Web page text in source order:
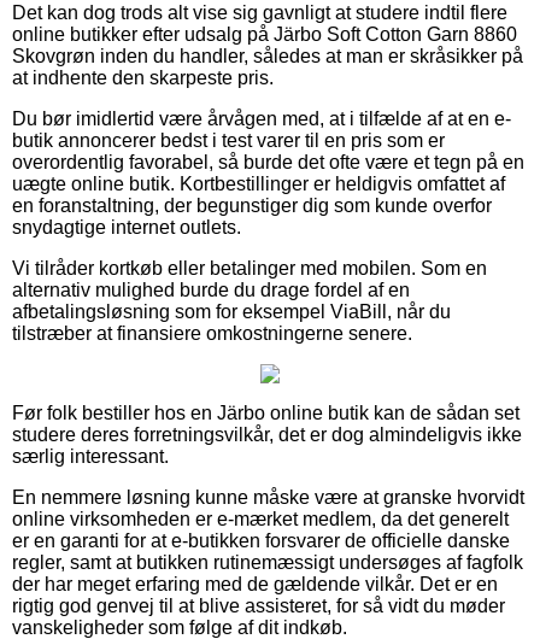
Det kan dog trods alt vise sig gavnligt at studere indtil flere
online butikker efter udsalg på Järbo Soft Cotton Garn 8860
Skovgrøn inden du handler, således at man er skråsikker på
at indhente den skarpeste pris.
Du bør imidlertid være årvågen med, at i tilfælde af at en e-
butik annoncerer bedst i test varer til en pris som er
overordentlig favorabel, så burde det ofte være et tegn på en
uægte online butik. Kortbestillinger er heldigvis omfattet af
en foranstaltning, der begunstiger dig som kunde overfor
snydagtige internet outlets.
Vi tilråder kortkøb eller betalinger med mobilen. Som en
alternativ mulighed burde du drage fordel af en
afbetalingsløsning som for eksempel ViaBill, når du
tilstræber at finansiere omkostningerne senere.
Før folk bestiller hos en Järbo online butik kan de sådan set
studere deres forretningsvilkår, det er dog almindeligvis ikke
særlig interessant.
En nemmere løsning kunne måske være at granske hvorvidt
online virksomheden er e-mærket medlem, da det generelt
er en garanti for at e-butikken forsvarer de officielle danske
regler, samt at butikken rutinemæssigt undersøges af fagfolk
der har meget erfaring med de gældende vilkår. Det er en
rigtig god genvej til at blive assisteret, for så vidt du møder
vanskeligheder som følge af dit indkøb.